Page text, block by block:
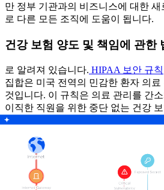
만 정부 기관과의 비즈니스에 대한 새
로 다른 모든 조직에 도움이 됩니다.
건강 보험 양도 및 책임에 관한
로 알려져 있습니다. HIPAA 보안 규칙
집합은 미국 전역의 민감한 환자 의
것입니다. 이 규칙은 의료 관리를 간
이직한 직원을 위한 중단 없는 건강
의 광범위한 목표의 일부를 구성합니
HIPAA는 의료 서비스 제공자, 건강
비스와 같이 개인 건강 정보를 직접
용됩니다.